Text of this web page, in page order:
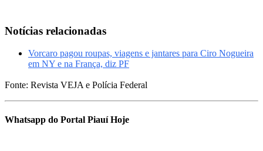
Notícias relacionadas
Vorcaro pagou roupas, viagens e jantares para Ciro Nogueira
em NY e na França, diz PF
Fonte: Revista VEJA e Polícia Federal
Whatsapp do Portal Piauí Hoje